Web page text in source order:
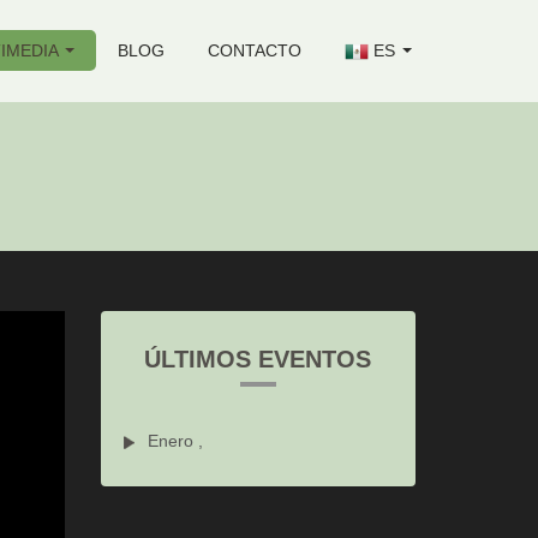
BLOG CONTACTO ES
ÚLTIMOS EVENTOS
Enero ,